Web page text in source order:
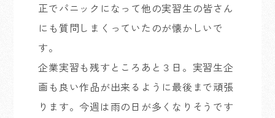
正でパニックになって他の実習生の皆さん
にも質問しまくっていたのが懐かしいで
す。
企業実習も残すところあと３日。実習生企
画も良い作品が出来るように最後まで頑張
ります。今週は雨の日が多くなりそうです